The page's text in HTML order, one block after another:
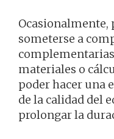
Ocasionalmente,
someterse a
materiales o
poder hacer una
de la calidad del
prolongar la